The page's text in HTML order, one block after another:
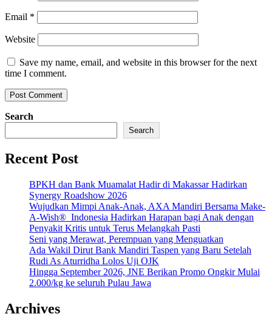
Email *
Website
Save my name, email, and website in this browser for the next
time I comment.
Search
Search
Recent Post
BPKH dan Bank Muamalat Hadir di Makassar Hadirkan
Synergy Roadshow 2026
Wujudkan Mimpi Anak-Anak, AXA Mandiri Bersama Make-
A-Wish® Indonesia Hadirkan Harapan bagi Anak dengan
Penyakit Kritis untuk Terus Melangkah Pasti
Seni yang Merawat, Perempuan yang Menguatkan
Ada Wakil Dirut Bank Mandiri Taspen yang Baru Setelah
Rudi As Aturridha Lolos Uji OJK
Hingga September 2026, JNE Berikan Promo Ongkir Mulai
2.000/kg ke seluruh Pulau Jawa
Archives